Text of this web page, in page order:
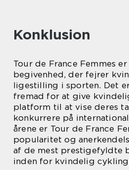
Konklusion
Tour de France Femmes
begivenhed, der fejrer
ligestilling i sporten. Det
fremad for at give
platform til at vise deres
konkurrere på
årene er Tour de France
popularitet og
af de mest prestigefyldte
inden for kvindelig